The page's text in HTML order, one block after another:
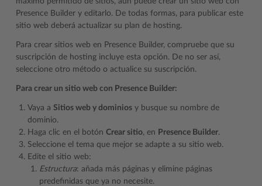
Presence Builder y editarlo. De todas formas, para publicar este
sitio web deberá actualizar su plan de hosting.
Para crear sitios web en Presence Builder, compruebe que su
suscripción de hosting incluye esta opción. De no ser así,
seleccione otro método o actualice su suscripción.
Para crear un sitio web con Presence Builder:
Vaya a Sitios web y dominios y busque su nombre de
dominio.
Haga clic en el botón Crear sitio, en Presence Builder.
Seleccione el tema que mejor se adapte a su sitio web.
Edite el sitio web:
Estructura: añada más páginas y elimine páginas
predefinidas que ya no necesite.